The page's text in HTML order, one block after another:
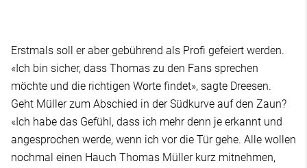
Erstmals soll er aber gebührend als Profi gefeiert werden.
«Ich bin sicher, dass Thomas zu den Fans sprechen
möchte und die richtigen Worte findet», sagte Dreesen.
Geht Müller zum Abschied in der Südkurve auf den Zaun?
«Ich habe das Gefühl, dass ich mehr denn je erkannt und
angesprochen werde, wenn ich vor die Tür gehe. Alle wollen
nochmal einen Hauch Thomas Müller kurz mitnehmen,